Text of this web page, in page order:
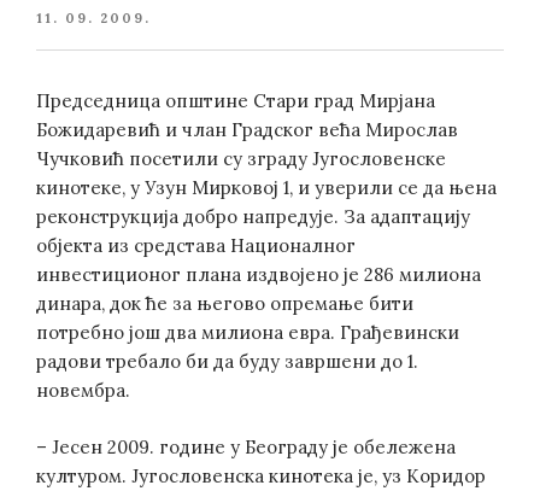
POSTED
11. 09. 2009.
Председница општине Стари град Мирјана
Божидаревић и члан Градског већа Мирослав
Чучковић посетили су зграду Југословенске
кинотеке, у Узун Мирковој 1, и уверили се да њена
реконструкција добро напредује. За адаптацију
објекта из средстава Националног
инвестиционог плана издвојено је 286 милиона
динара, док ће за његово опремање бити
потребно још два милиона евра. Грађевински
радови требало би да буду завршени до 1.
новембра.
– Јесен 2009. године у Београду је обележена
културом. Југословенска кинотека је, уз Коридор